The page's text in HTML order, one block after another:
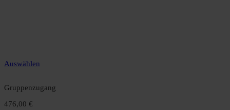
Auswählen
Gruppenzugang
476,00 €